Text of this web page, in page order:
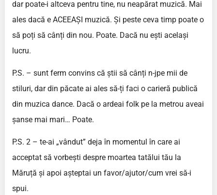
dar poate-i altceva pentru tine, nu neapărat muzică. Mai
ales dacă e ACEEAȘI muzică. Și peste ceva timp poate o
să poți să cânți din nou. Poate. Dacă nu ești același
lucru.
P.S. – sunt ferm convins că știi să cânți n-jpe mii de
stiluri, dar din păcate ai ales să-ți faci o carieră publică
din muzica dance. Dacă o ardeai folk pe la metrou aveai
șanse mai mari… Poate.
P.S. 2 – te-ai „vândut” deja în momentul în care ai
acceptat să vorbești despre moartea tatălui tău la
Măruță și apoi așteptai un favor/ajutor/cum vrei să-i
spui.